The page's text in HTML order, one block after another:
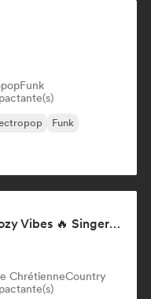
Funk
Funk
Crackling Wood & Cozy Vibes 🔥 Singer-Songwriter, Dream Pop & Bedroom Pop
ChrétienneCountry